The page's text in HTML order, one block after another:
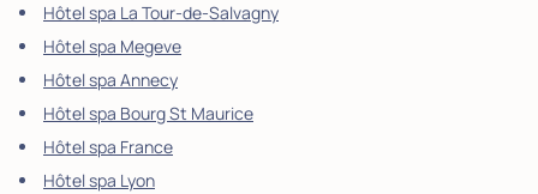
Hôtel spa La Tour-de-Salvagny
Hôtel spa Megeve
Hôtel spa Annecy
Hôtel spa Bourg St Maurice
Hôtel spa France
Hôtel spa Lyon